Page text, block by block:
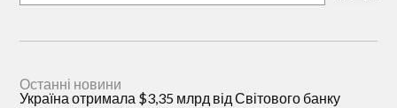
Останні новини
Україна отримала $3,35 млрд від Світового банку